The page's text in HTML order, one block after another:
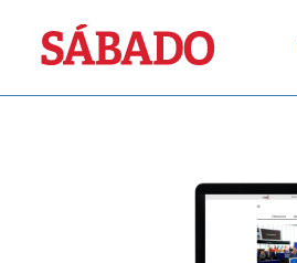
Sábado